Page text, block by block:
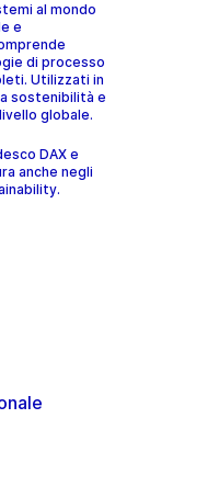
al mondo
e
di processo
Utilizzati in
sostenibilità e
globale.
DAX e
anche negli